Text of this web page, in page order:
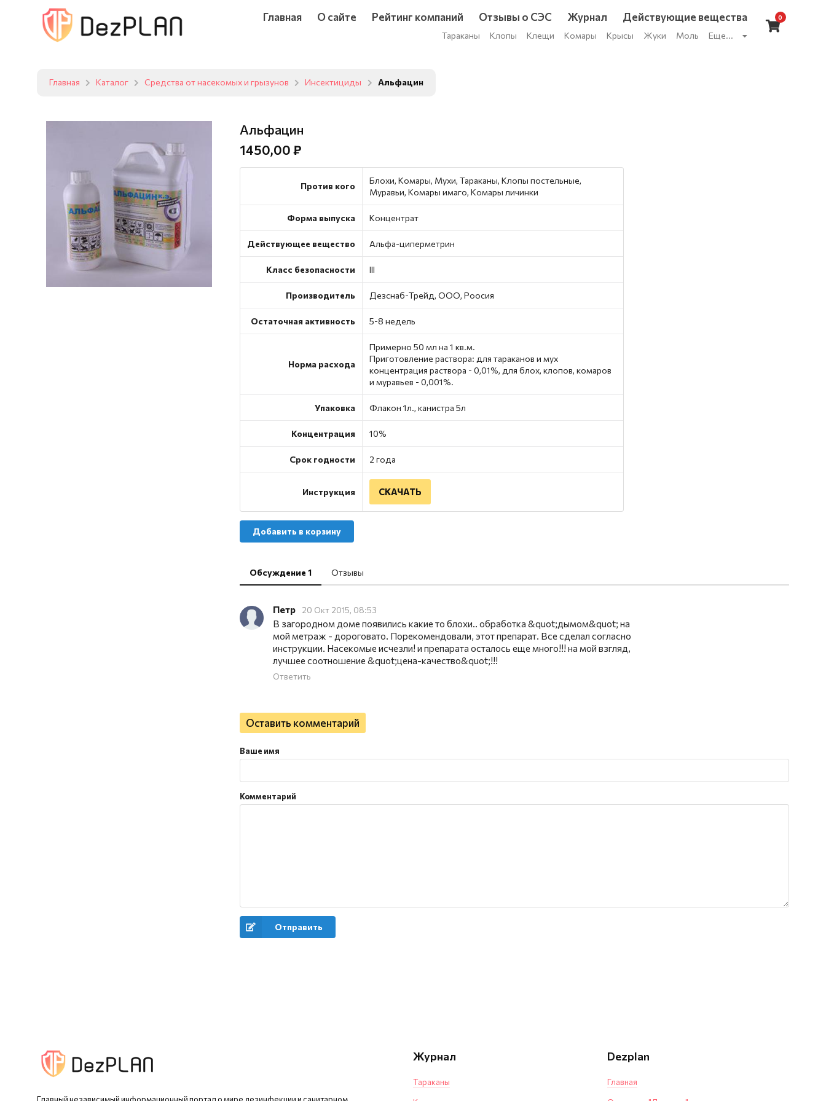
Главная О сайте Рейтинг компаний Отзывы о СЭС Журнал Действующие вещества
Тараканы Клопы Клещи Комары Крысы Жуки Моль Еще...
0
Главная Каталог Средства от насекомых и грызунов Инсектициды Альфацин
Альфацин
1450,00 ₽
Против кого
Блохи, Комары, Мухи, Тараканы, Клопы постельные,
Муравьи, Комары имаго, Комары личинки
Форма выпуска Концентрат
Действующее вещество Альфа-циперметрин
Класс безопасности III
Производитель Дезснаб-Трейд, ООО, Роосия
Остаточная активность 5-8 недель
Норма расхода
Примерно 50 мл на 1 кв.м.
Приготовление раствора: для тараканов и мух
концентрация раствора - 0,01%, для блох, клопов, комаров
и муравьев - 0,001%.
Упаковка Флакон 1л., канистра 5л
Концентрация 10%
Срок годности 2 года
Инструкция СКАЧАТЬ
Добавить в корзину
Обсуждение 1 Отзывы
Петр 20 Окт 2015, 08:53
В загородном доме появились какие то блохи.. обработка &quot;дымом&quot; на
мой метраж - дороговато. Порекомендовали, этот препарат. Все сделал согласно
инструкции. Насекомые исчезли! и препарата осталось еще много!!! на мой взгляд,
лучшее соотношение &quot;цена-качество&quot;!!!
Ответить
Оставить комментарий
Ваше имя
Комментарий
Отправить
Dezplan
Главная
Журнал
Тараканы